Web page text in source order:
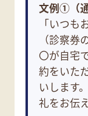
文例①（
「いつも
（診察
〇が自宅
約をいた
いします
礼をお伝